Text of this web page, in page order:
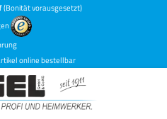
(Bonität vorausgesetzt)
online bestellbar